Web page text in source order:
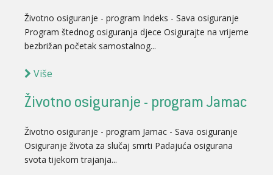
Životno osiguranje - program Indeks - Sava osiguranje
Program štednog osiguranja djece Osigurajte na vrijeme
bezbrižan početak samostalnog...
Više
Životno osiguranje - program Jamac
Životno osiguranje - program Jamac - Sava osiguranje
Osiguranje života za slučaj smrti Padajuća osigurana
svota tijekom trajanja...